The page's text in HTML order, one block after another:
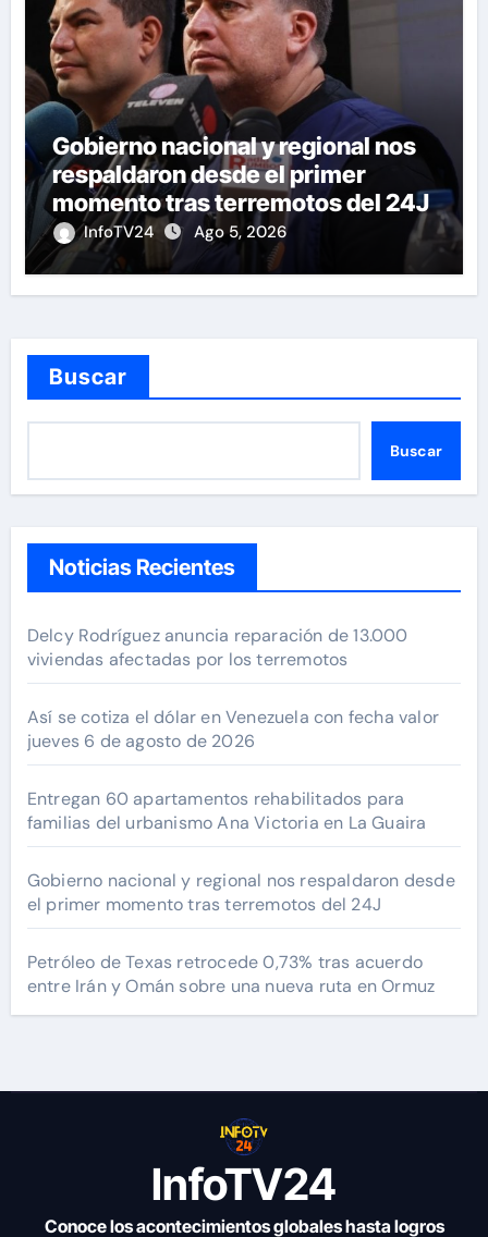
Gobierno nacional y regional nos
respaldaron desde el primer
momento tras terremotos del 24J
InfoTV24 Ago 5, 2026
Buscar
Buscar
Noticias Recientes
Delcy Rodríguez anuncia reparación de 13.000
viviendas afectadas por los terremotos
Así se cotiza el dólar en Venezuela con fecha valor
jueves 6 de agosto de 2026
Entregan 60 apartamentos rehabilitados para
familias del urbanismo Ana Victoria en La Guaira
Gobierno nacional y regional nos respaldaron desde
el primer momento tras terremotos del 24J
Petróleo de Texas retrocede 0,73% tras acuerdo
entre Irán y Omán sobre una nueva ruta en Ormuz
InfoTV24
Conoce los acontecimientos globales hasta logros